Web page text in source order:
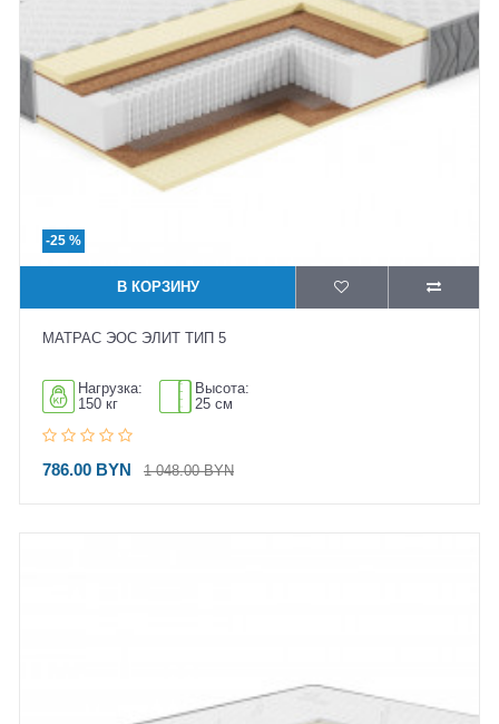
-25 %
В КОРЗИНУ
МАТРАС ЭОС ЭЛИТ ТИП 5
Нагрузка:
150 кг
Высота:
25 см
786.00 BYN 1 048.00 BYN